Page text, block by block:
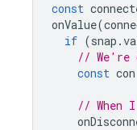
const
onValue(
if (snap .
// We're
const con
// When